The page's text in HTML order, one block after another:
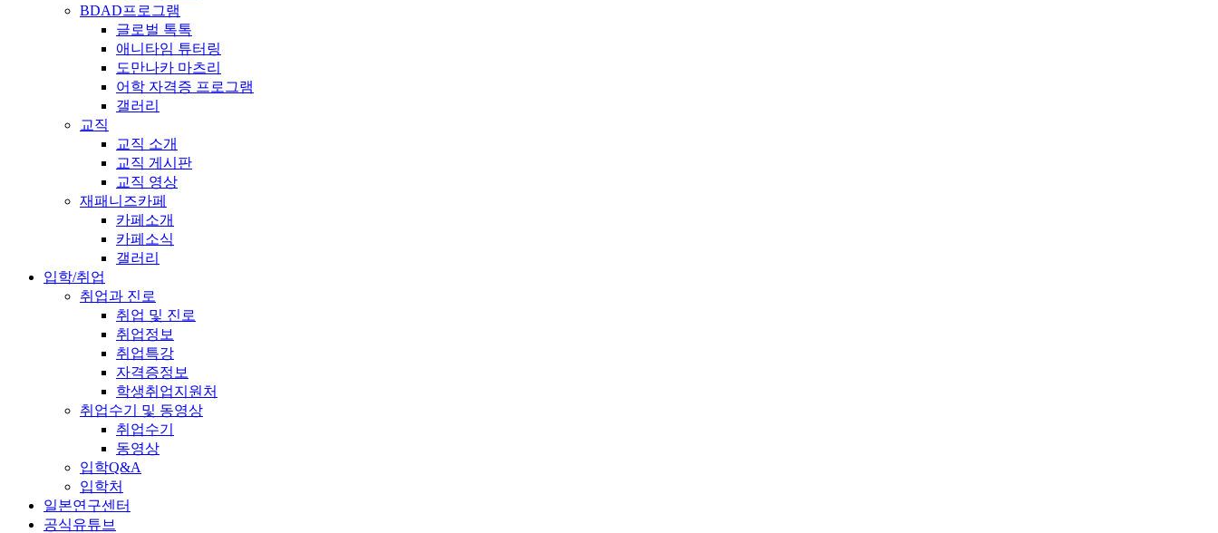
BDAD프로그램
글로벌 톡톡
애니타임 튜터링
도만나카 마츠리
어학 자격증 프로그램
갤러리
교직
교직 소개
교직 게시판
교직 영상
재패니즈카페
카페소개
카페소식
갤러리
입학/취업
취업과 진로
취업 및 진로
취업정보
취업특강
자격증정보
학생취업지원처
취업수기 및 동영상
취업수기
동영상
입학Q&A
입학처
일본연구센터
공식유튜브